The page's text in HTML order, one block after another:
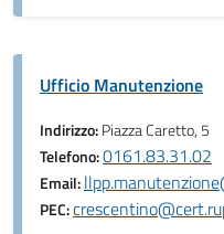
Ufficio Manutenzione
Indirizzo:Piazza Caretto, 5
Telefono:0161.83.31.02
Email:
PEC: